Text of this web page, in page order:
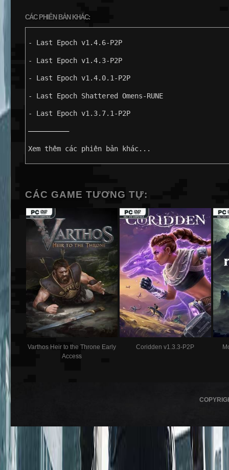
CÁC PHIÊN BẢN KHÁC:
- Last Epoch v1.4.6-P2P
- Last Epoch v1.4.3-P2P
- Last Epoch v1.4.0.1-P2P
- Last Epoch Shattered Omens-RUNE
- Last Epoch v1.3.7.1-P2P
——————————
Xem thêm các phiên bản khác...
CÁC GAME TƯƠNG TỰ:
Varthos Heir to the Throne Early
Access
Coridden v1.3.3-P2P